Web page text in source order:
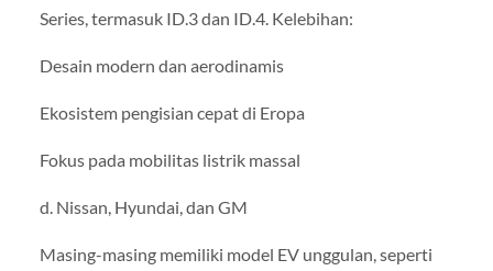
Series, termasuk ID.3 dan ID.4. Kelebihan:
Desain modern dan aerodinamis
Ekosistem pengisian cepat di Eropa
Fokus pada mobilitas listrik massal
d. Nissan, Hyundai, dan GM
Masing-masing memiliki model EV unggulan, seperti